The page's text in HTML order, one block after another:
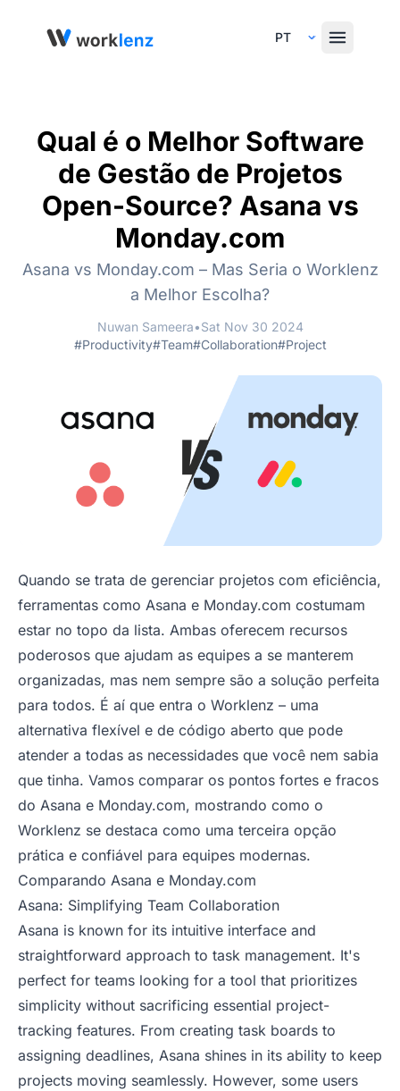
Select Language
Qual é o Melhor Software
de Gestão de Projetos
Open-Source? Asana vs
Monday.com
Asana vs Monday.com – Mas Seria o Worklenz
a Melhor Escolha?
Nuwan Sameera•Sat Nov 30 2024
#Productivity#Team#Collaboration#Project
Quando se trata de gerenciar projetos com eficiência,
ferramentas como Asana e Monday.com costumam
estar no topo da lista. Ambas oferecem recursos
poderosos que ajudam as equipes a se manterem
organizadas, mas nem sempre são a solução perfeita
para todos. É aí que entra o Worklenz – uma
alternativa flexível e de código aberto que pode
atender a todas as necessidades que você nem sabia
que tinha. Vamos comparar os pontos fortes e fracos
do Asana e Monday.com, mostrando como o
Worklenz se destaca como uma terceira opção
prática e confiável para equipes modernas.
Comparando Asana e Monday.com
Asana: Simplifying Team Collaboration
Asana is known for its intuitive interface and
straightforward approach to task management. It's
perfect for teams looking for a tool that prioritizes
simplicity without sacrificing essential project-
tracking features. From creating task boards to
assigning deadlines, Asana shines in its ability to keep
projects moving seamlessly. However, some users